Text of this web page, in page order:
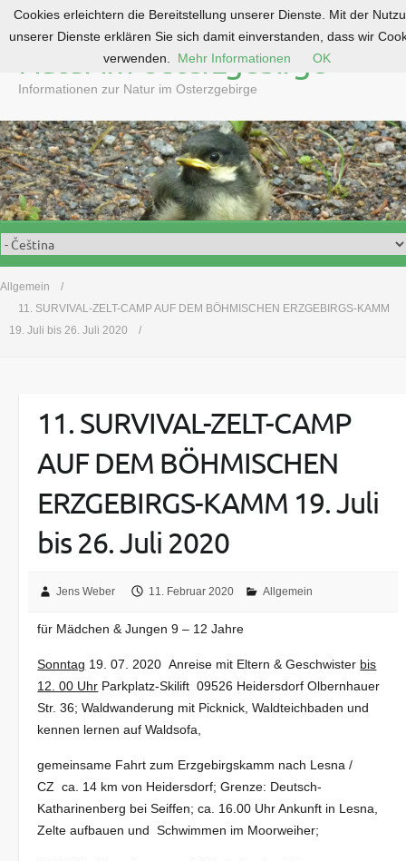
o
c
o
n
t
e
n
Natur im Osterzgebirge
Informationen zur Natur im Osterzgebirge
Allgemein
11. SURVIVAL-ZELT-CAMP AUF DEM BÖHMISCHEN ERZGEBIRGS-KAMM
19. Juli bis 26. Juli 2020
11. SURVIVAL-ZELT-CAMP
AUF DEM BÖHMISCHEN
ERZGEBIRGS-KAMM 19. Juli
bis 26. Juli 2020
Jens Weber 11. Februar 2020 Allgemein
für Mädchen & Jungen 9 – 12 Jahre
Sonntag 19. 07. 2020 Anreise mit Eltern & Geschwister bis
12. 00 Uhr Parkplatz-Skilift 09526 Heidersdorf Olbernhauer
Str. 36; Waldwanderung mit Picknick, Waldteichbaden und
kennen lernen auf Waldsofa,
gemeinsame Fahrt zum Erzgebirgskamm nach Lesna /
CZ ca. 14 km von Heidersdorf; Grenze: Deutsch-
Katharinenberg bei Seiffen; ca. 16.00 Uhr Ankunft in Lesna,
Zelte aufbauen und Schwimmen im Moorweiher;
Cookies erleichtern die Bereitstellung unserer Dienste. Mit der
unserer Dienste erklären Sie sich damit einverstanden, dass wir
verwenden.
Mehr Informationen OK